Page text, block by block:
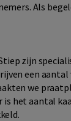
Als
zijn
een aantal
we
het aantal